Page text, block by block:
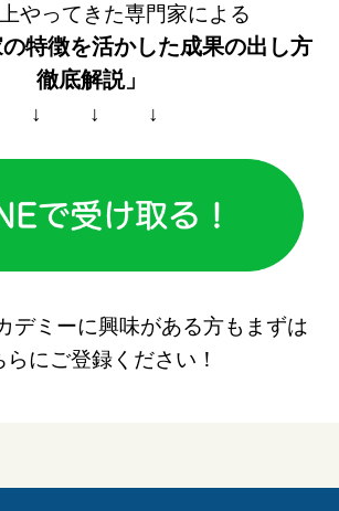
やってきた専門家による
の特徴を活かした成果の出し方
徹底解説」
↓ ↓ ↓
デミーに興味がある方もまずは
らにご登録ください！